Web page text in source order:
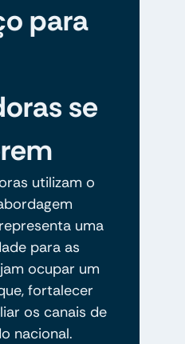
para
se
utilizam o
uma
para as
ocupar um
fortalecer
os canais de
nacional.